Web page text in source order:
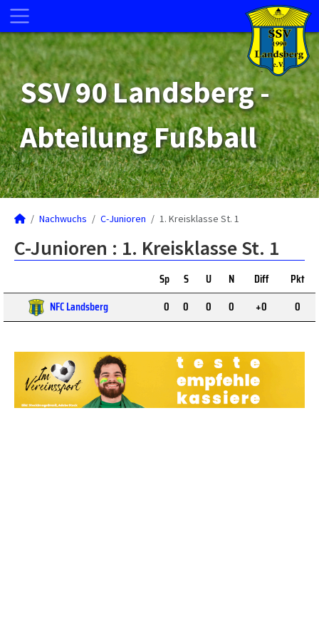
SSV 90 Landsberg -
Abteilung Fußball
Nachwuchs C-Junioren 1. Kreisklasse St. 1
C-Junioren : 1. Kreisklasse St. 1
Sp S U N Diff
Pkt
NFC Landsberg
0 0 0 0 +0 0